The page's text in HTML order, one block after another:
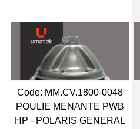
Code: MM.CV.1800-0048
POULIE MENANTE PWB
HP - POLARIS GENERAL